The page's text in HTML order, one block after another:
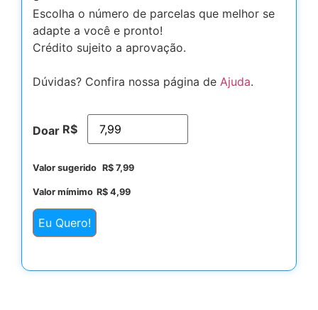
Escolha o número de parcelas que melhor se
adapte a você e pronto!
Crédito sujeito a aprovação.
Dúvidas? Confira nossa página de Ajuda.
Doar R$
Valor sugerido R$ 7,99
Valor mímimo R$ 4,99
Eu Quero!